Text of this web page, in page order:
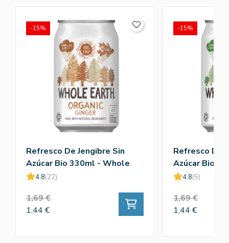
Refresco De Jengibre Sin
Azúcar Bio 330ml - Whole
4.8(22)
1,69 €
1,44 €
-15%
Refresco De
Azúcar Bio
4.8(5)
1,69 €
1,44 €
-15%